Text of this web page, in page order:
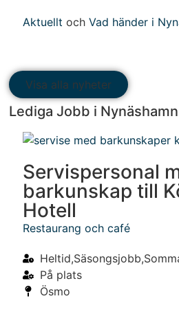
Aktuellt ochVad händer i
Visa alla nyheter
Lediga Jobb i Nynäshamn
Servispersonal
barkunskap till
Hotell
Restaurang och café
På plats
Ösmo